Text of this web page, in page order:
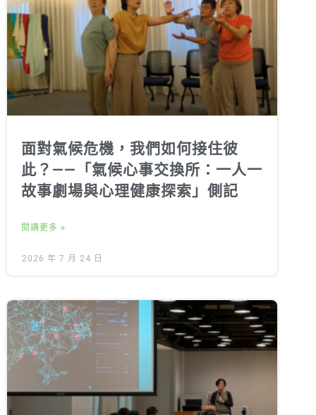
面對氣候危機，我們如何接住彼
此？——「氣候心事交換所：一人一
故事劇場與心理健康探索」側記
閱讀更多 »
2026 年 7 月 24 日